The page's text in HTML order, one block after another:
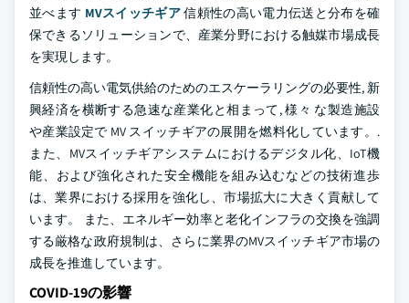
並べます MVスイッチギア信頼性の高い電力伝送と分布を確
保できるソリューションで、産業分野における触媒市場成長
を実現します。
信頼性の高い電気供給のためのエスケーラリングの必要性, 新
興経済を横断する急速な産業化と相まって, 様々 な製造施設
や産業設定で MV スイッチギアの展開を燃料化しています。.
また、MVスイッチギアシステムにおけるデジタル化、IoT機
能、および強化された安全機能を組み込むなどの技術進歩
は、業界における採用を強化し、市場拡大に大きく貢献して
います。 また、エネルギー効率と老化インフラの交換を強調
する厳格な政府規制は、さらに業界のMVスイッチギア市場の
成長を推進しています。
COVID-19の影響